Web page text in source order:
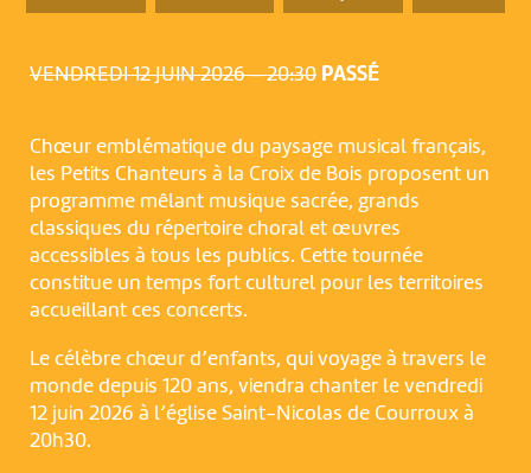
VENDREDI 12 JUIN 2026 – 20:30 PASSÉ
Chœur emblématique du paysage musical français,
les Petits Chanteurs à la Croix de Bois proposent un
programme mêlant musique sacrée, grands
classiques du répertoire choral et œuvres
accessibles à tous les publics. Cette tournée
constitue un temps fort culturel pour les territoires
accueillant ces concerts.
Le célèbre chœur d’enfants, qui voyage à travers le
monde depuis 120 ans, viendra chanter le vendredi
12 juin 2026 à l’église Saint-Nicolas de Courroux à
20h30.